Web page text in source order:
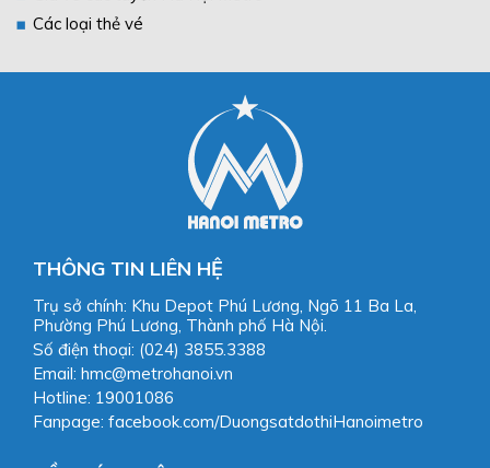
Các loại thẻ vé
THÔNG TIN LIÊN HỆ
Trụ sở chính: Khu Depot Phú Lương, Ngõ 11 Ba La,
Phường Phú Lương, Thành phố Hà Nội.
Số điện thoại: (024) 3855.3388
Email: hmc@metrohanoi.vn
Hotline: 19001086
Fanpage: facebook.com/DuongsatdothiHanoimetro